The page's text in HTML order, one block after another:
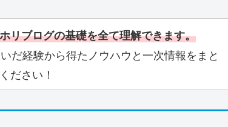
リブログの基礎を全て理解できます。
だ経験から得たノウハウと一次情報をまと
ださい！